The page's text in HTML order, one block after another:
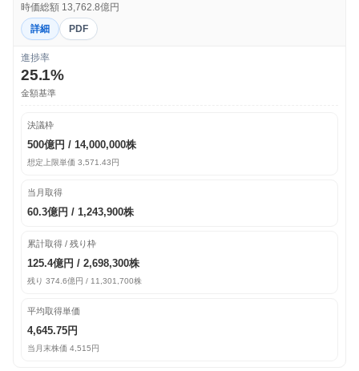
時価総額 13,762.8億円
詳細
PDF
進捗率
25.1%
金額基準
決議枠
500億円 / 14,000,000株
想定上限単価 3,571.43円
当月取得
60.3億円 / 1,243,900株
累計取得 / 残り枠
125.4億円 / 2,698,300株
残り 374.6億円 / 11,301,700株
平均取得単価
4,645.75円
当月末株価 4,515円